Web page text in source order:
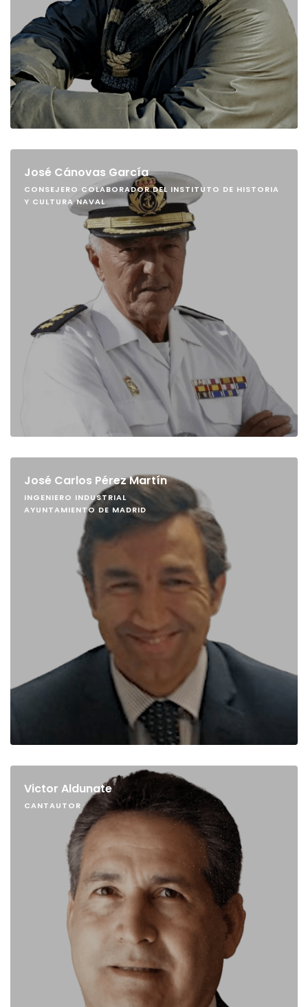
José Cánovas García
CONSEJERO COLABORADOR DEL INSTITUTO DE HISTORIA
Y CULTURA NAVAL
José Carlos Pérez Martín
INGENIERO INDUSTRIAL
AYUNTAMIENTO DE MADRID
Victor Aldunate
CANTAUTOR